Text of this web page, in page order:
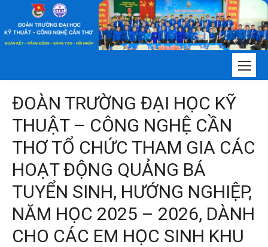
nội
ĐOÀN TRƯỜNG ĐẠI HỌC KỸ
THUẬT – CÔNG NGHỆ CẦN
THƠ TỔ CHỨC THAM GIA CÁC
HOẠT ĐỘNG QUẢNG BÁ
TUYỂN SINH, HƯỚNG NGHIỆP,
NĂM HỌC 2025 – 2026, DÀNH
CHO CÁC EM HỌC SINH KHU